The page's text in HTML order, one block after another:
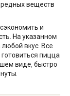
веществ
и
На указанном
вкус. Все
пицца
виде, быстро